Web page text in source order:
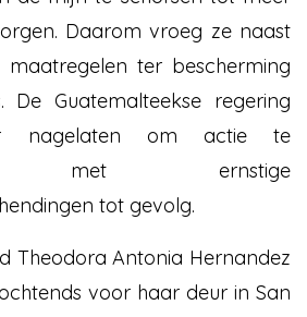
Daarom vroeg ze naast
ter bescherming
Guatemalteekse regering
nagelaten om actie te
met ernstige
tot gevolg.
Theodora Antonia Hernandez
voor haar deur in San